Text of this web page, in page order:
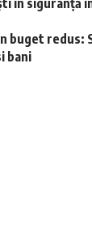
în siguranță
buget redus:
bani